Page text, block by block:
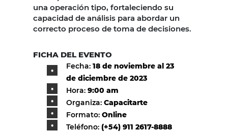
una operación tipo, fortaleciendo su
capacidad de análisis para abordar un
correcto proceso de toma de decisiones.
FICHA DEL EVENTO
Fecha: 18 de noviembre al 23
de diciembre de 2023
Hora: 9:00 am
Organiza: Capacitarte
Formato: Online
Teléfono: (+54) 911 2617-8888